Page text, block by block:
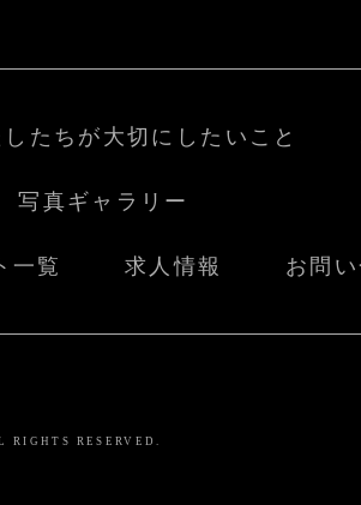
たちが大切にしたいこと
写真ギャラリー
一覧 求人情報 お問
RIGHTS RESERVED.